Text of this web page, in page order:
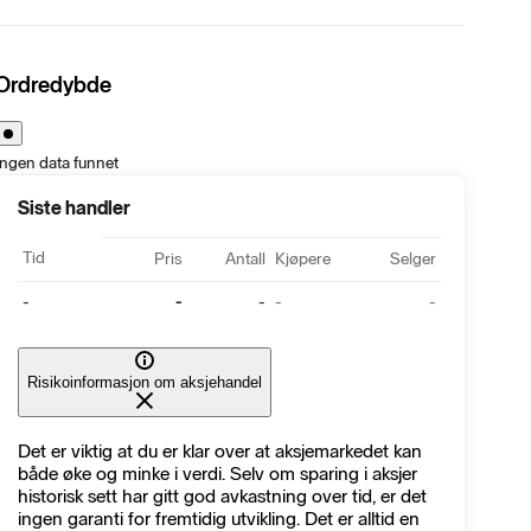
data funnet
Siste handler
Tid Pris Antall Kjøpere Selger
- - - - -
Risikoinformasjon om aksjehandel
Det er viktig at du er klar over at aksjemarkedet kan
både øke og minke i verdi. Selv om sparing i aksjer
historisk sett har gitt god avkastning over tid, er det
ingen garanti for fremtidig utvikling. Det er alltid en